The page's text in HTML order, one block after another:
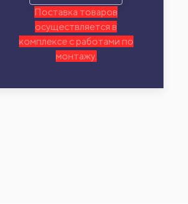
Поставка товаров
осуществляется в
комплексе с работами по
монтажу.